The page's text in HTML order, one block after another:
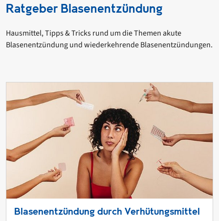
Ratgeber Blasenentzündung
Hausmittel, Tipps & Tricks rund um die Themen akute
Blasenentzündung und wiederkehrende Blasenentzündungen.
Blasenentzündung durch Verhütungsmittel